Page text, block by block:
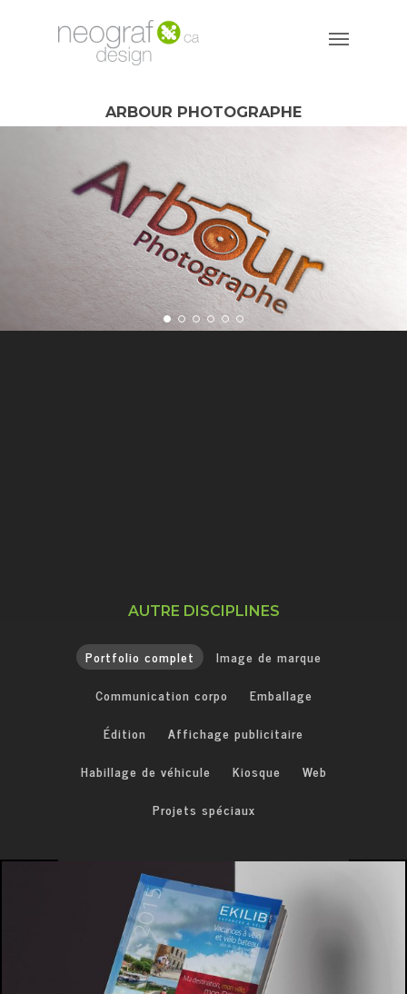
ARBOUR PHOTOGRAPHE
AUTRE DISCIPLINES
Portfolio complet
Image de marque
Communication corpo
Emballage
Édition
Affichage publicitaire
Habillage de véhicule
Kiosque
Web
Projets spéciaux